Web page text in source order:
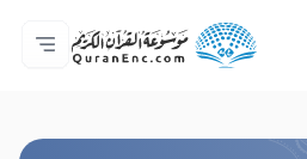
Početna stranica
Sadržaj prijevodā
Audio
Usluge programera - API
O projektu
Kontaktiraj nas
Jezik